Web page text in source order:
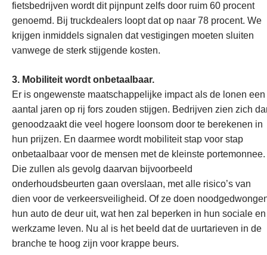
fietsbedrijven wordt dit pijnpunt zelfs door ruim 60 procent
genoemd. Bij truckdealers loopt dat op naar 78 procent. We
krijgen inmiddels signalen dat vestigingen moeten sluiten
vanwege de sterk stijgende kosten.
3. Mobiliteit wordt onbetaalbaar.
Er is ongewenste maatschappelijke impact als de lonen een
aantal jaren op rij fors zouden stijgen. Bedrijven zien zich
genoodzaakt die veel hogere loonsom door te berekenen in
hun prijzen. En daarmee wordt mobiliteit stap voor stap
onbetaalbaar voor de mensen met de kleinste portemonnee.
Die zullen als gevolg daarvan bijvoorbeeld
onderhoudsbeurten gaan overslaan, met alle risico’s van
dien voor de verkeersveiligheid. Of ze doen
hun auto de deur uit, wat hen zal beperken in hun sociale en
werkzame leven. Nu al is het beeld dat de uurtarieven in de
branche te hoog zijn voor krappe beurs.